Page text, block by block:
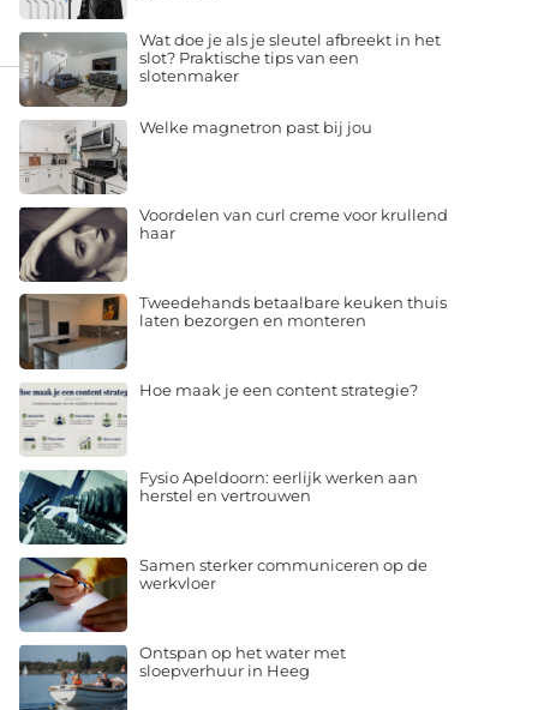
Wat doe je als je sleutel afbreekt in het
slot? Praktische tips van een
slotenmaker
Welke magnetron past bij jou
Voordelen van curl creme voor krullend
haar
Tweedehands betaalbare keuken thuis
laten bezorgen en monteren
Hoe maak je een content strategie?
Fysio Apeldoorn: eerlijk werken aan
herstel en vertrouwen
Samen sterker communiceren op de
werkvloer
Ontspan op het water met
sloepverhuur in Heeg